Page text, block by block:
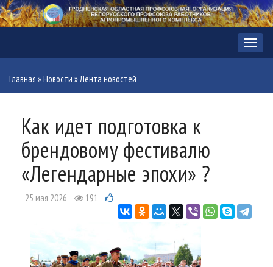
Меню
Главная »Новости »Лента новостей
Как идет подготовка к
брендовому фестивалю
«Легендарные эпохи» ?
25 мая 2026 191